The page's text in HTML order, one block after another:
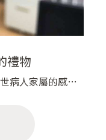
禮物
病人家屬的感謝
最低的時間，診